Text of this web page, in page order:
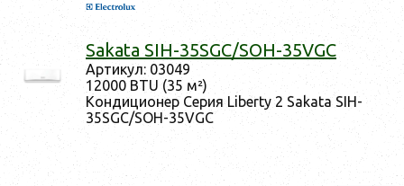
Sakata SIH-35SGC/SOH-35VGC
Ар­ти­кул: 03049
12000 BTU (35 м²)
Кон­ди­ци­онер Се­рия Liberty 2 Sakata SIH-
35SGC/SOH-35VGC